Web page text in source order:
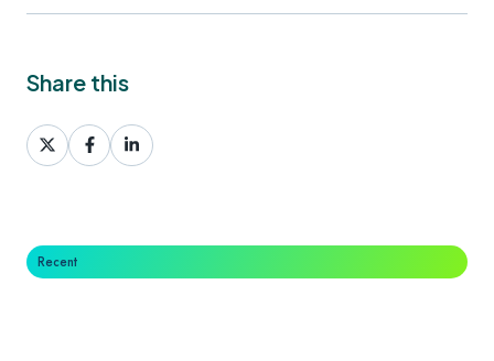
Share this
Share
on
Share
on
Share
on
Recent